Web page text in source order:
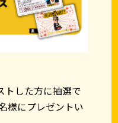
トした方に抽選で
様にプレゼントい